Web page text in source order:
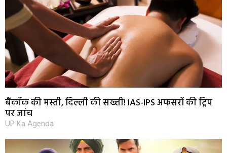
बैंकॉक की मस्ती, दिल्ली की सख्ती! IAS-IPS अफसरों की ट्रिप
पर जांच
UP Ka Agenda